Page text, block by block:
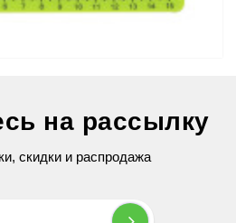
299 грнна рассылку
скидки и распродажа